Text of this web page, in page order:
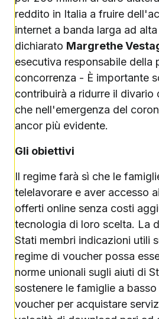
reddito in Italia a fruire
internet a banda larga ad
dichiarato Margrethe
esecutiva responsabile della
concorrenza - È importante
contribuirà a ridurre il divario
che nell'emergenza del
ancor più evidente.
Gli obiettivi
Il regime farà sì che le
telelavorare e aver accesso
offerti online senza costi
tecnologia di loro scelta. La
Stati membri indicazioni utili
regime di voucher possa
norme unionali sugli aiuti di
sostenere le famiglie a
voucher per acquistare